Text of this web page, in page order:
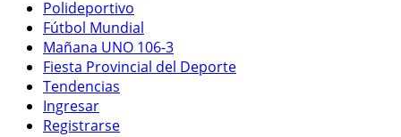
Polideportivo
Fútbol Mundial
Mañana UNO 106-3
Fiesta Provincial del Deporte
Tendencias
Ingresar
Registrarse